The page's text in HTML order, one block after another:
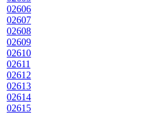
02606
02607
02608
02609
02610
02611
02612
02613
02614
02615